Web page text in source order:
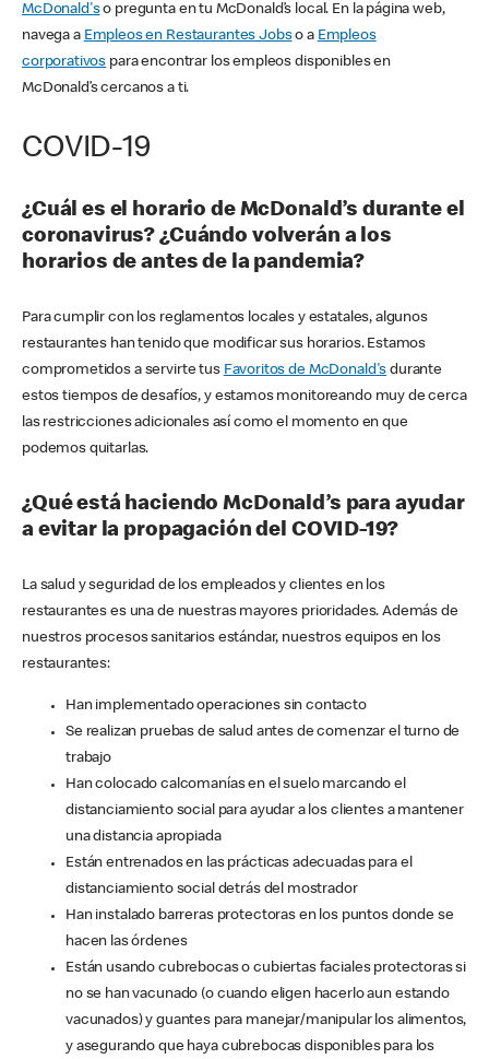
McDonald'so pregunta en tu McDonald’s local. En la página web,
navega a Empleos en Restaurantes Jobso a Empleos
corporativos para encontrar los empleos disponibles en
McDonald’s cercanos a ti.
COVID-19
¿Cuál es el horario de McDonald’s durante el
coronavirus? ¿Cuándo volverán a los
horarios de antes de la pandemia?
Para cumplir con los reglamentos locales y estatales, algunos
restaurantes han tenido que modificar sus horarios. Estamos
comprometidos a servirte tus Favoritos de McDonald's durante
estos tiempos de desafíos, y estamos monitoreando muy de cerca
las restricciones adicionales así como el momento en que
podemos quitarlas.
¿Qué está haciendo McDonald’s para ayudar
a evitar la propagación del COVID-19?
La salud y seguridad de los empleados y clientes en los
restaurantes es una de nuestras mayores prioridades. Además de
nuestros procesos sanitarios estándar, nuestros equipos en los
restaurantes:
Han implementado operaciones sin contacto
Se realizan pruebas de salud antes de comenzar el turno de
trabajo
Han colocado calcomanías en el suelo marcando el
distanciamiento social para ayudar a los clientes a mantener
una distancia apropiada
Están entrenados en las prácticas adecuadas para el
distanciamiento social detrás del mostrador
Han instalado barreras protectoras en los puntos donde se
hacen las órdenes
Están usando cubrebocas o cubiertas faciales protectoras si
no se han vacunado (o cuando eligen hacerlo aun estando
vacunados) y guantes para manejar/manipular los alimentos,
y asegurando que haya cubrebocas disponibles para los